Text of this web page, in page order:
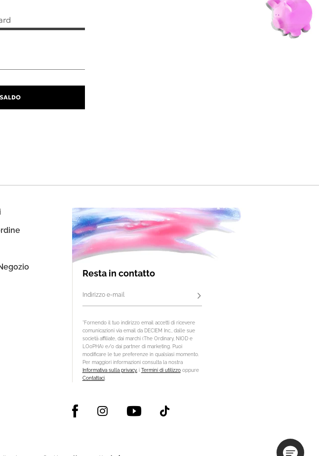
Resta in contatto
Indirizzo e-mail Iscriviti
*Fornendo il tuo indirizzo email accetti di ricevere
comunicazioni via email da DECIEM Inc., dalle sue
società affiliate, dai marchi (The Ordinary, NIOD e
LOoPHA) e/o dai partner di marketing. Puoi
modificare le tue preferenze in qualsiasi momento.
Per maggiori informazioni consulta la nostra
Informativa sulla privacy, i Termini di utilizzooppure
Contattaci.